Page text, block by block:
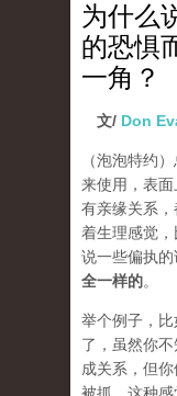
为什么
的恐惧
一角？
文/ Don
（泡泡特约）
来使用，表
有亲缘关系
着生理感觉
说一些偏执
全一样的。
举个例子，
了，虽然你
成关系，但